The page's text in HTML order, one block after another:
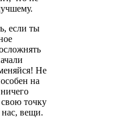
если ты
Не
на
свою точку
вещи.